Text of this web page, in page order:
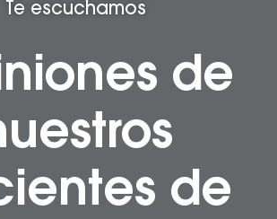
Te escuchamos
de
de